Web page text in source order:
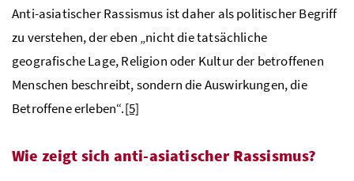
Anti-asiatischer Rassismus ist daher als politischer Begriff
zu verstehen, der eben „nicht die tatsächliche
geografische Lage, Religion oder Kultur der betroffenen
Menschen beschreibt, sondern die Auswirkungen, die
Betroffene erleben“.[5]
Wie zeigt sich anti-asiatischer Rassismus?